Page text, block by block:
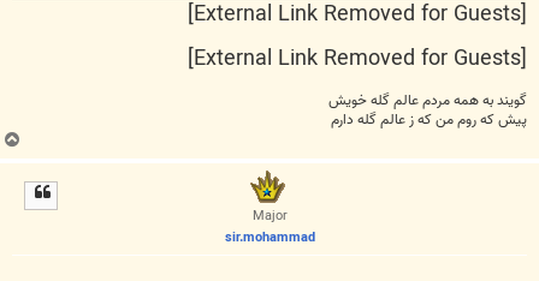
گویند به همه مردم عالم گله خویش
پیش كه روم من كه ز عالم گله دارم
ب
ا
Major
sir.mohammad